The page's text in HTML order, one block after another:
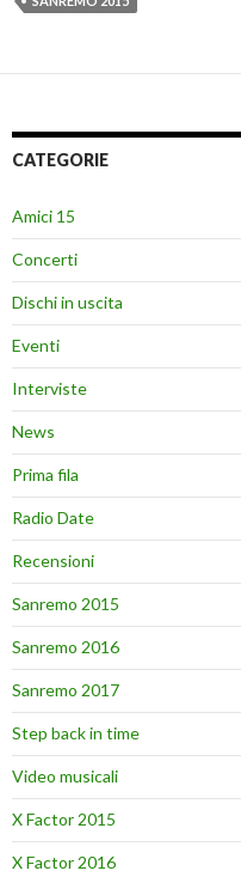
CATEGORIE
Amici 15
Concerti
Dischi in uscita
Eventi
Interviste
News
Prima fila
Radio Date
Recensioni
Sanremo 2015
Sanremo 2016
Sanremo 2017
Step back in time
Video musicali
X Factor 2015
X Factor 2016